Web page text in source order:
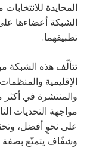
المحايدة
الشبكة أعضاءها
تطبيقهما.
الإقليمية
مواجهة التحديات
على نحوٍ أفضل،
وشفّاف يتمتّع بصفة